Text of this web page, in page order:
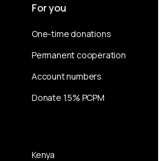
For you
One-time donations
Permanent cooperation
Account numbers
Donate 1.5% PCPM
Kenya